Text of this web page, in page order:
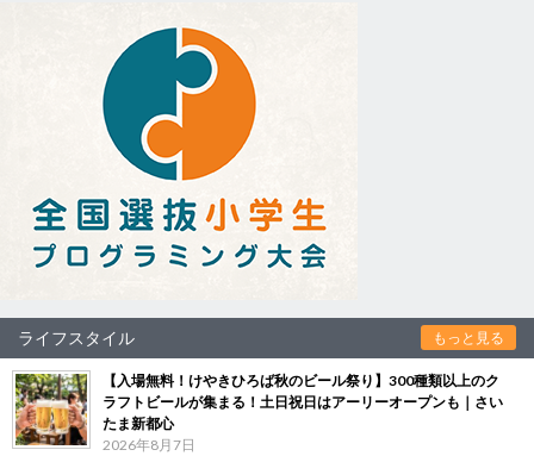
ライフスタイル もっと見る
【入場無料！けやきひろば秋のビール祭り】300種類以上のク
ラフトビールが集まる！土日祝日はアーリーオープンも｜さい
たま新都心
2026年8月7日